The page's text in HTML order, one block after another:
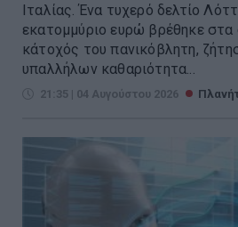
Ιταλίας. Ένα τυχερό δελτίο
εκατομμύριο ευρώ βρέθηκε στα
κάτοχός του πανικόβλητη,
υπαλλήλων καθαριότητα...
21:35 | 04 Αυγούστου 2026